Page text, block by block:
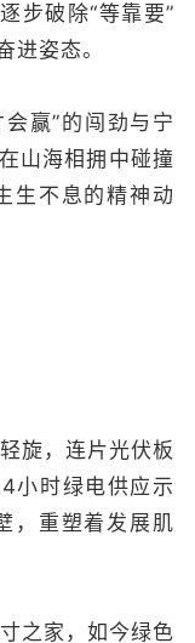
步破除“等靠要”
进姿态。
赢”的闯劲与宁
山海相拥中碰撞
生不息的精神动
旋，连片光伏板
小时绿电供应示
，重塑着发展肌
之家，如今绿色